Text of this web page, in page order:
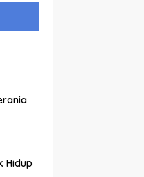
Hidup